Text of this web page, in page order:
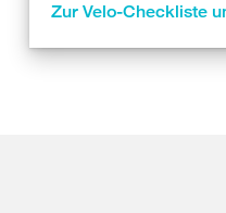
Zur Velo-Checkliste